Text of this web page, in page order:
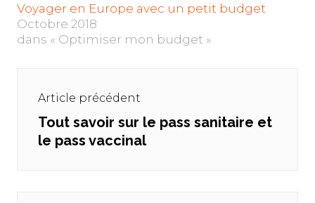
Voyager en Europe avec un petit budget
Octobre 2018
dans « Optimiser mon budget »
l’articleArticle précédent
Previous
post:
Tout savoir sur le pass sanitaire et
le pass vaccinal